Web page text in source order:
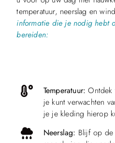
temperatuur, neerslag en
informatie die je nodig hebt
bereiden:
Temperatuur: Ontdek
je kunt verwachten
je je kleding hierop
Neerslag: Blijf op de